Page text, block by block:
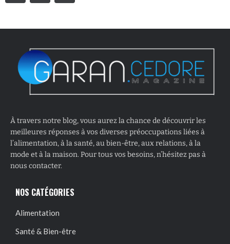
À travers notre blog, vous aurez la chance de découvrir les
meilleures réponses à vos diverses préoccupations liées à
l’alimentation, à la santé, au bien-être, aux relations, à la
mode et à la maison. Pour tous vos besoins, n’hésitez pas à
nous contacter.
NOS CATÉGORIES
Alimentation
Santé & Bien-être